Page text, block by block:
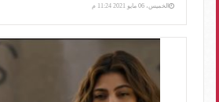
الخميس، 06 مايو 2021 11:24 م